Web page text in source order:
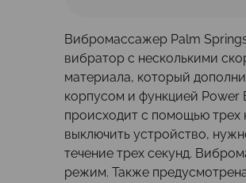
Вибромассажер Palm
вибратор с несколькими
материала, который
корпусом и функцией
происходит с помощью трех
выключить устройство,
течение трех секунд.
режим. Также